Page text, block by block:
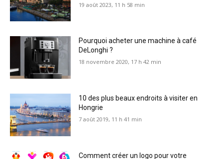
19 août 2023, 11 h 58 min
Pourquoi acheter une machine à café
DeLonghi ?
18 novembre 2020, 17 h 42 min
10 des plus beaux endroits à visiter en
Hongrie
7 août 2019, 11 h 41 min
Comment créer un logo pour votre